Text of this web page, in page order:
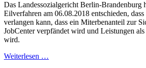
Das Landessozialgericht Berlin-Brandenburg
Eilverfahren am 06.08.2018 entschieden, dass
verlangen kann, dass ein Miterbenanteil zur
JobCenter verpfändet wird und Leistungen
wird.
Weiterlesen …